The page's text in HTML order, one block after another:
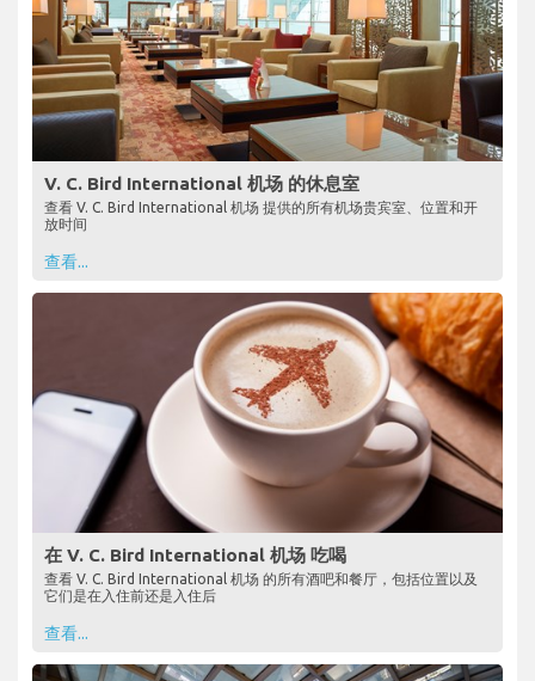
V. C. Bird International 机场 的休息室
查看 V. C. Bird International 机场 提供的所有机场贵宾室、位置和开
放时间
查看...
在 V. C. Bird International 机场 吃喝
查看 V. C. Bird International 机场 的所有酒吧和餐厅，包括位置以及
它们是在入住前还是入住后
查看...